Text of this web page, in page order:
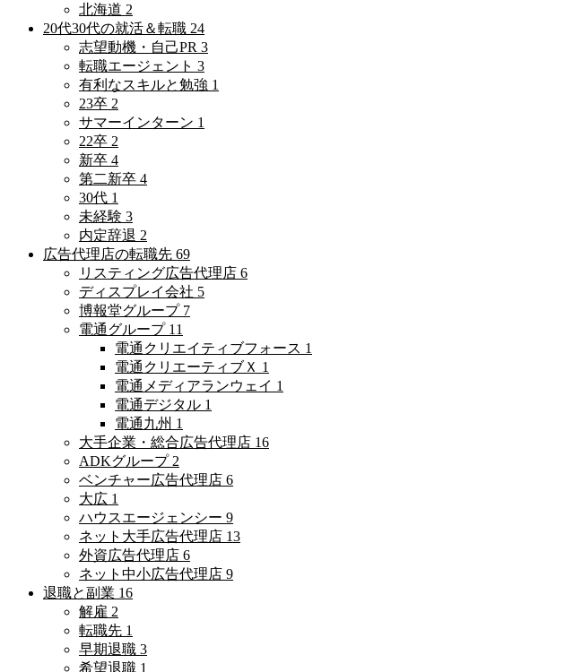
北海道 2
20代30代の就活＆転職 24
志望動機・自己PR 3
転職エージェント 3
有利なスキルと勉強 1
23卒 2
サマーインターン 1
22卒 2
新卒 4
第二新卒 4
30代 1
未経験 3
内定辞退 2
広告代理店の転職先 69
リスティング広告代理店 6
ディスプレイ会社 5
博報堂グループ 7
電通グループ 11
電通クリエイティブフォース 1
電通クリエーティブＸ 1
電通メディアランウェイ 1
電通デジタル 1
電通九州 1
大手企業・総合広告代理店 16
ADKグループ 2
ベンチャー広告代理店 6
大広 1
ハウスエージェンシー 9
ネット大手広告代理店 13
外資広告代理店 6
ネット中小広告代理店 9
退職と副業 16
解雇 2
転職先 1
早期退職 3
希望退職 1